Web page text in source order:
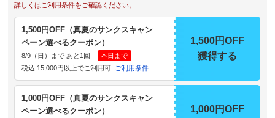
詳しくはご利用条件をご確認ください。
1,500円OFF（真夏のサンクスキャン
ペーン選べるクーポン）
8/9（日）まで あと1回
本日まで
税込 15,000円以上でご利用可 ご利用条件
1,500円OFF
獲得する
1,000円OFF（真夏のサンクスキャン
ペーン選べるクーポン）
1,000円OFF